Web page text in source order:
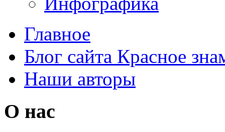
Главное
Блог сайта Красное
Наши авторы
О нас